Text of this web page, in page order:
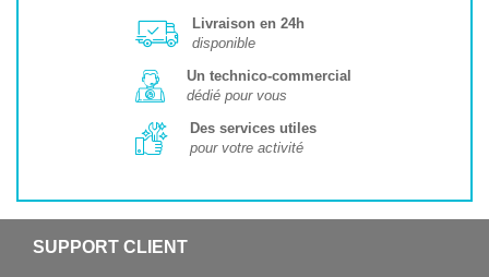
Livraison en 24h
disponible
Un technico-commercial
dédié pour vous
Des services utiles
pour votre activité
SUPPORT CLIENT